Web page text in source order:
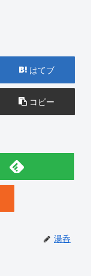
はてブ
コピー
湯呑